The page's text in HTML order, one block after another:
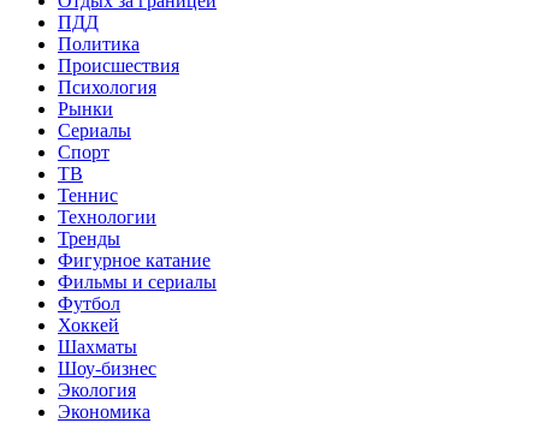
ПДД
Политика
Происшествия
Психология
Рынки
Сериалы
Спорт
ТВ
Теннис
Технологии
Тренды
Фигурное катание
Фильмы и сериалы
Футбол
Хоккей
Шахматы
Шоу-бизнес
Экология
Экономика